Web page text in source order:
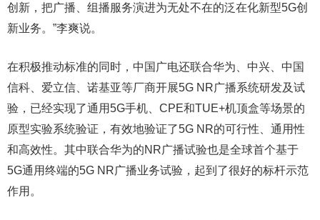
创新，把广播、组播服务演进为无处不在的泛在化新型5G创
新业务。”李爽说。
在积极推动标准的同时，中国广电还联合华为、中兴、中国
信科、爱立信、诺基亚等厂商开展5G NR广播系统研发及试
验，已经实现了通用5G手机、CPE和TUE+机顶盒等场景的
原型实验系统验证，有效地验证了5G NR的可行性、通用性
和高效性。其中联合华为的NR广播试验也是全球首个基于
5G通用终端的5G NR广播业务试验，起到了很好的标杆示范
作用。